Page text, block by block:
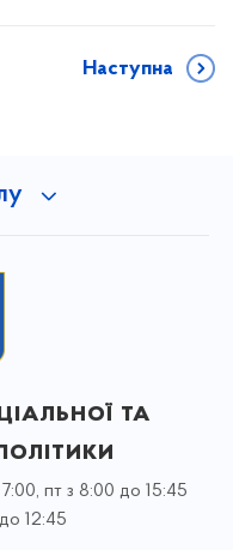
Наступна
та
пт з 8:00 до 15:45
12:45